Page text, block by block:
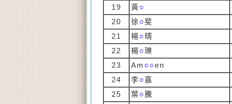
19 黃○
20 徐○斐
21 楊○ 晴
22 楊○瓅
23 Am ○○en
24 李○ 嘉
25 葉○ 騰